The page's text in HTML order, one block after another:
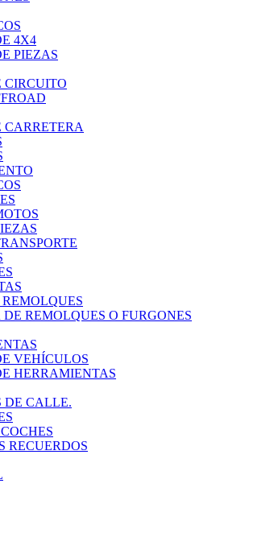
4X4
PIEZAS
CIRCUITO
CARRETERA
REMOLQUES O FURGONES
VEHÍCULOS
HERRAMIENTAS
DE CALLE.
RECUERDOS